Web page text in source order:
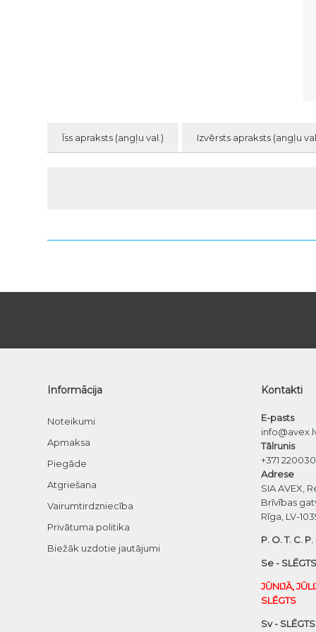
Īss apraksts (angļu val.) Izvērsts apraksts (angļu
Informācija
Noteikumi
Apmaksa
Piegāde
Atgriešana
Vairumtirdzniecība
Privātuma politika
Biežāk uzdotie jautājumi
Kontakti
E-pasts
Tālrunis
+371
Adrese
SIA AVEX,
Brīvības
Rīga, LV-
P. O. T. C.
Se -
JŪNIJĀ,
SLĒGTS
Sv - SLĒGTS